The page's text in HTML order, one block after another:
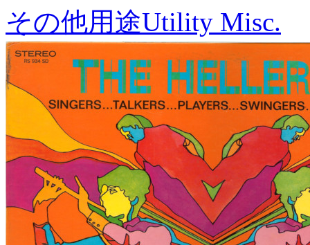
その他用途Utility Misc.